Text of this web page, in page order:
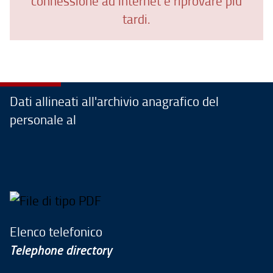
tardi.
Dati allineati all'archivio anagrafico del
personale al
Elenco telefonico
Telephone directory